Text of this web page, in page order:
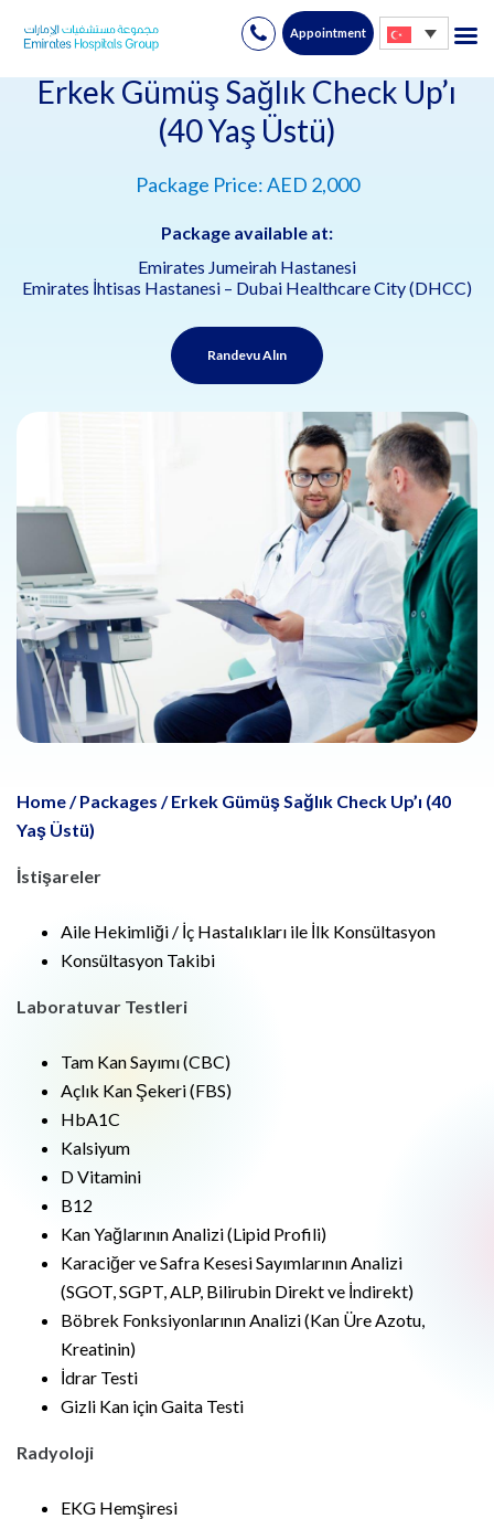
Skip
content
Appointment
Erkek Gümüş Sağlık Check Up’ı
(40 Yaş Üstü)
Package Price: AED 2,000
Package available at:
Emirates Jumeirah Hastanesi
Emirates İhtisas Hastanesi – Dubai Healthcare City (DHCC)
Randevu Alın
Home/ Packages / Erkek Gümüş Sağlık Check Up’ı (40
Yaş Üstü)
İstişareler
Aile Hekimliği / İç Hastalıkları ile İlk Konsültasyon
Konsültasyon Takibi
Laboratuvar Testleri
Tam Kan Sayımı (CBC)
Açlık Kan Şekeri (FBS)
HbA1C
Kalsiyum
D Vitamini
B12
Kan Yağlarının Analizi (Lipid Profili)
Karaciğer ve Safra Kesesi Sayımlarının Analizi
(SGOT, SGPT, ALP, Bilirubin Direkt ve İndirekt)
Böbrek Fonksiyonlarının Analizi (Kan Üre Azotu,
Kreatinin)
İdrar Testi
Gizli Kan için Gaita Testi
Radyoloji
EKG Hemşiresi